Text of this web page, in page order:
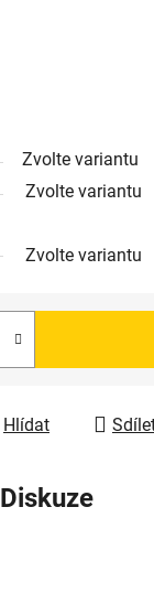
Zvolte variantu
Zvolte variantu
Zvolte variantu
Hlídat
Diskuze